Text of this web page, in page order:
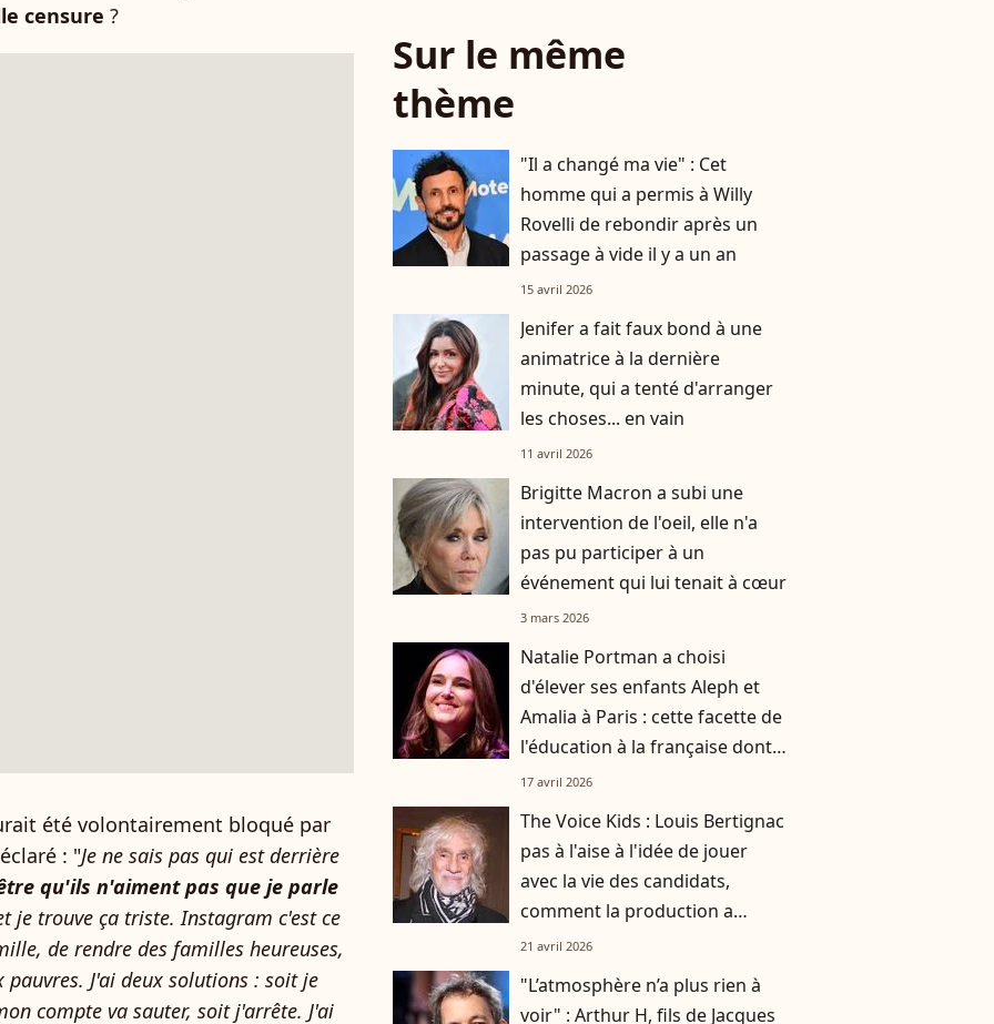
censure ?
été volontairement bloqué par
: "Je ne sais pas qui est derrière
qu'ils n'aiment pas que je parle
je trouve ça triste. Instagram c'est ce
de rendre des familles heureuses,
J'ai deux solutions : soit je
compte va sauter, soit j'arrête. J'ai
Sur le même
thème
"Il a changé ma vie" : Cet
homme qui a permis à Willy
Rovelli de rebondir après un
passage à vide il y a un an
15 avril 2026
Jenifer a fait faux bond à une
animatrice à la dernière
minute, qui a tenté d'arranger
les choses... en vain
11 avril 2026
Brigitte Macron a subi une
intervention de l'oeil, elle n'a
pas pu participer à un
événement qui lui tenait à cœur
3 mars 2026
Natalie Portman a choisi
d'élever ses enfants Aleph et
Amalia à Paris : cette facette de
l'éducation à la française dont
elle est fan
17 avril 2026
The Voice Kids : Louis Bertignac
pas à l'aise à l'idée de jouer
avec la vie des candidats,
comment la production a
réussi à le faire rempiler
21 avril 2026
"L’atmosphère n’a plus rien à
voir" : Arthur H, fils de Jacques